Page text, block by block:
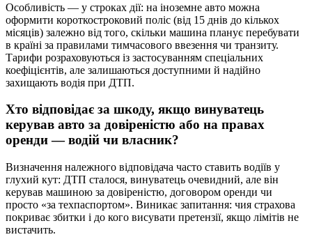
Особливість — у строках дії: на іноземне авто можна
оформити короткостроковий поліс (від 15 днів до кількох
місяців) залежно від того, скільки машина планує перебувати
в країні за правилами тимчасового ввезення чи транзиту.
Тарифи розраховуються із застосуванням спеціальних
коефіцієнтів, але залишаються доступними й надійно
захищають водія при ДТП.
Хто відповідає за шкоду, якщо винуватець
керував авто за довіреністю або на правах
оренди — водій чи власник?
Визначення належного відповідача часто ставить водіїв у
глухий кут: ДТП сталося, винуватець очевидний, але він
керував машиною за довіреністю, договором оренди чи
просто «за техпаспортом». Виникає запитання: чия страхова
покриває збитки і до кого висувати претензії, якщо лімітів не
вистачить.